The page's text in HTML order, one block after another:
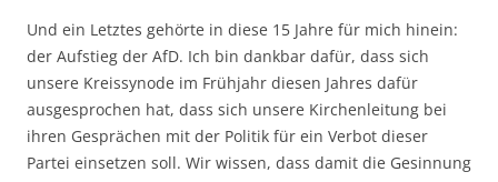
Und ein Letztes gehörte in diese 15 Jahre für mich hinein:
der Aufstieg der AfD. Ich bin dankbar dafür, dass sich
unsere Kreissynode im Frühjahr diesen Jahres dafür
ausgesprochen hat, dass sich unsere Kirchenleitung bei
ihren Gesprächen mit der Politik für ein Verbot dieser
Partei einsetzen soll. Wir wissen, dass damit die Gesinnung